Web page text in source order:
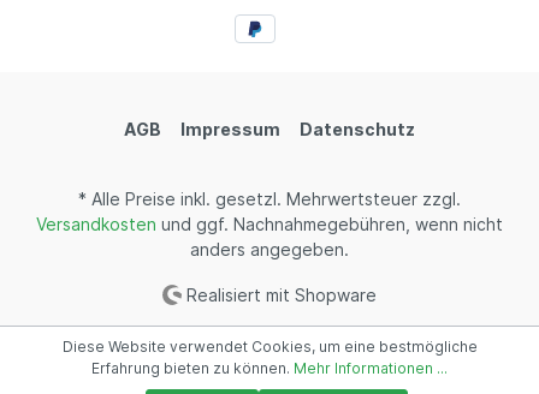
AGB Impressum Datenschutz
* Alle Preise inkl. gesetzl. Mehrwertsteuer zzgl.
Versandkosten und ggf. Nachnahmegebühren, wenn nicht
anders angegeben.
Realisiert mit Shopware
Diese Website verwendet Cookies, um eine bestmögliche
Erfahrung bieten zu können. Mehr Informationen ...